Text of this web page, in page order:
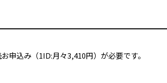
申込み（1ID:月々3,410円）が必要です。